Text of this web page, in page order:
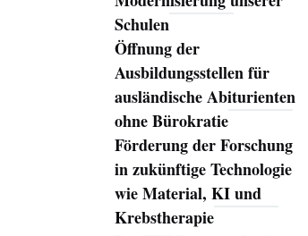
Schulen
Öffnung der
Ausbildungsstellen für
ausländische Abiturienten
ohne Bürokratie
Förderung der Forschung
in zukünftige Technologie
wie Material, KI und
Krebstherapie